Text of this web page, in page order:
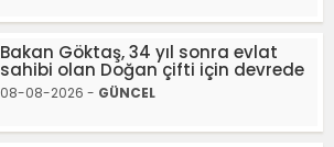
Bakan Göktaş, 34 yıl sonra evlat
sahibi olan Doğan çifti için devrede
08-08-2026 - GÜNCEL